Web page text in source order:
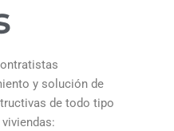
y solución de
de todo tipo